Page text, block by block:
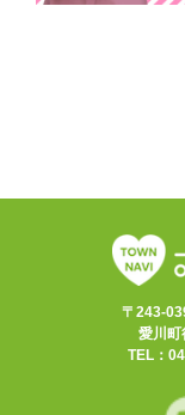
〒243-
愛川町
TEL：